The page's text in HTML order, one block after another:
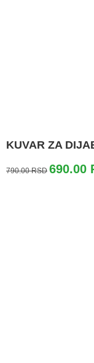
KUVAR ZA
790.00RSD
Originalna
cena
690.00